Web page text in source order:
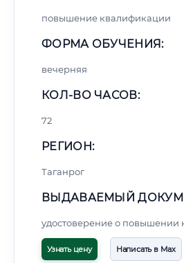
повышение квалификации
ФОРМА ОБУЧЕНИЯ:
вечерняя
КОЛ-ВО ЧАСОВ:
72
РЕГИОН:
Таганрог
ВЫДАВАЕМЫЙ
удостоверение о повышении
Узнать цену Написать в Max